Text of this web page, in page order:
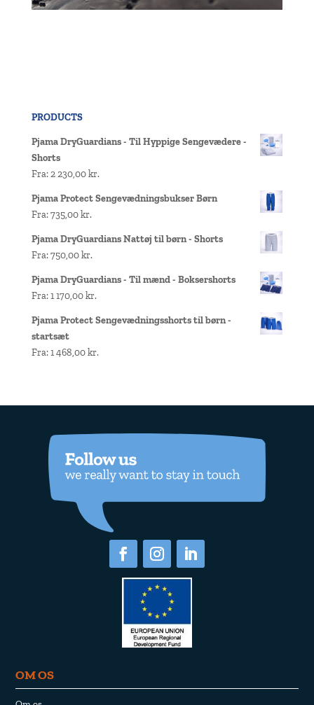
PRODUCTS
Pjama DryGuardians - Til Hyppige Sengevædere -
Shorts
Fra:2 230,00kr.
Pjama Protect Sengevædningsbukser Børn
Fra:735,00kr.
Pjama DryGuardians Nattøj til børn - Shorts
Fra:750,00kr.
Pjama DryGuardians - Til mænd - Boksershorts
Fra:1 170,00kr.
Pjama Protect Sengevædningsshorts til børn -
startsæt
Fra:1 468,00kr.
OM OS